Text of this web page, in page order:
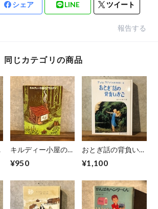
シェア LINE ツイート
報告する
同じカテゴリの商品
キルディー小屋のア
¥950
おとぎ話の背負いか
¥1,100